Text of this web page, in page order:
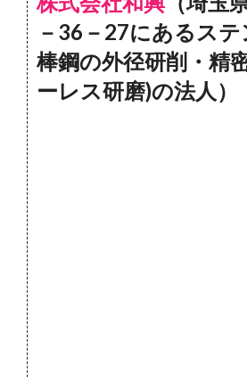
－36－27にあるス
棒鋼の外径研削・精
ーレス研磨)の法人）